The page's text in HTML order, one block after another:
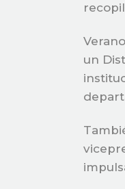
un